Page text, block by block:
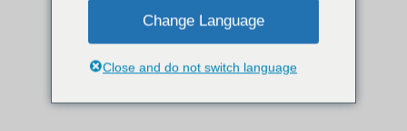
Change Language
Close and do not switch language